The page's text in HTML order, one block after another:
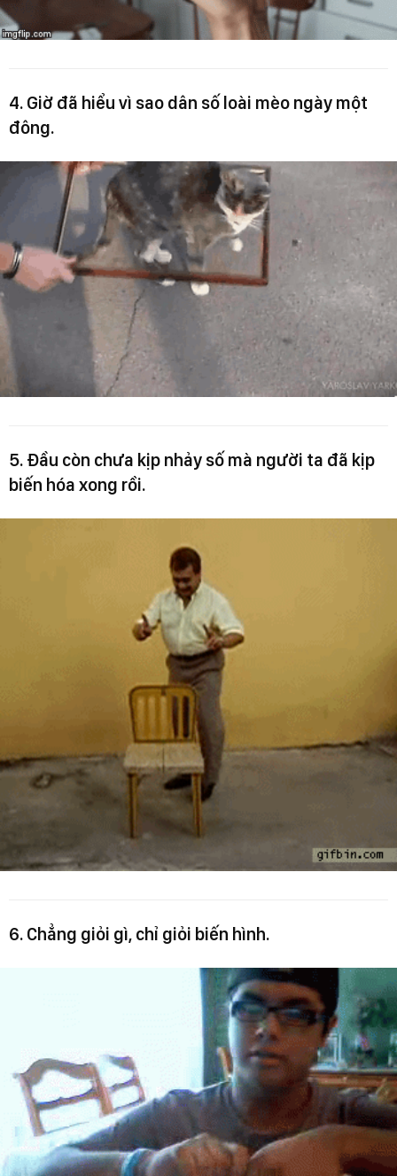
4. Giờ đã hiểu vì sao dân số loài mèo ngày một
đông.
5. Đầu còn chưa kịp nhảy số mà người ta đã kịp
biến hóa xong rồi.
6. Chẳng giỏi gì, chỉ giỏi biến hình.